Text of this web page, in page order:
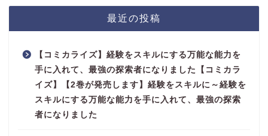
最近の投稿
【コミカライズ】経験をスキルにする万能な能力を
手に入れて、最強の探索者になりました【コミカラ
イズ】【2巻が発売します】経験をスキルに～経験を
スキルにする万能な能力を手に入れて、最強の探索
者になりました